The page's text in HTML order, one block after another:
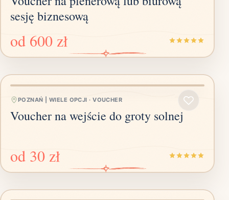
sesję biznesową
od 600 zł
POZNAŃ | WIELE OPCJI ·VOUCHER
Voucher na wejście do groty solnej
od 30 zł